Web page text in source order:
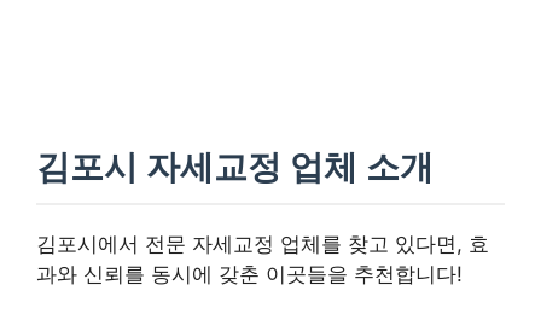
김포시 자세교정 업체 소개
김포시에서 전문 자세교정 업체를 찾고 있다면, 효
과와 신뢰를 동시에 갖춘 이곳들을 추천합니다!